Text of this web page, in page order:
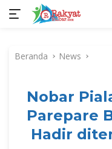
kontenBeranda News
Nobar
Parepare
Hadir